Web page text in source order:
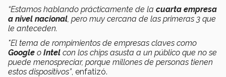
“Estamos hablando prácticamente de la cuarta empresa
a nivel nacional , pero muy cercana de las primeras 3 que
le anteceden.
"El tema de rompimientos de empresas claves como
Google o Intel con los chips asusta a un público que no se
puede menospreciar, porque millones de personas tienen
estos dispositivos”, enfatizó.